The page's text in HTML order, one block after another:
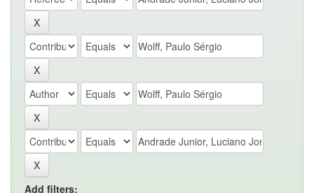
Add filters: